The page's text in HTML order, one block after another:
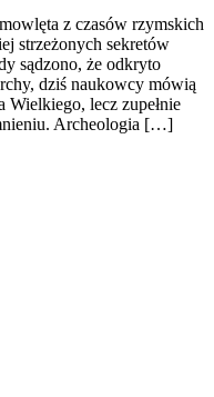
z czasów rzymskich
strzeżonych sekretów
sądzono, że odkryto
dziś naukowcy mówią
Wielkiego, lecz zupełnie
Archeologia […]